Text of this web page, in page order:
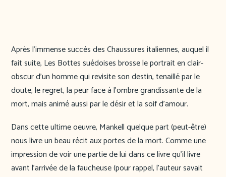
Après l’immense succès des Chaussures italiennes, auquel il
fait suite, Les Bottes suédoises brosse le portrait en clair-
obscur d’un homme qui revisite son destin, tenaillé par le
doute, le regret, la peur face à l’ombre grandissante de la
mort, mais animé aussi par le désir et la soif d’amour.
Dans cette ultime oeuvre, Mankell quelque part (peut-être)
nous livre un beau récit aux portes de la mort. Comme une
impression de voir une partie de lui dans ce livre qu’il livre
avant l’arrivée de la faucheuse (pour rappel, l’auteur savait